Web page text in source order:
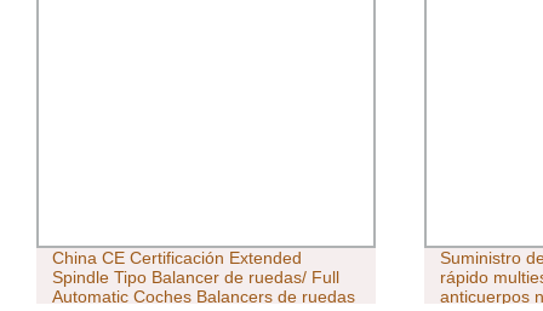
China CE Certificación Extended
Spindle Tipo Balancer de ruedas/ Full
Automatic Coches Balancers de ruedas
Suministro
rápido
anticuerpos